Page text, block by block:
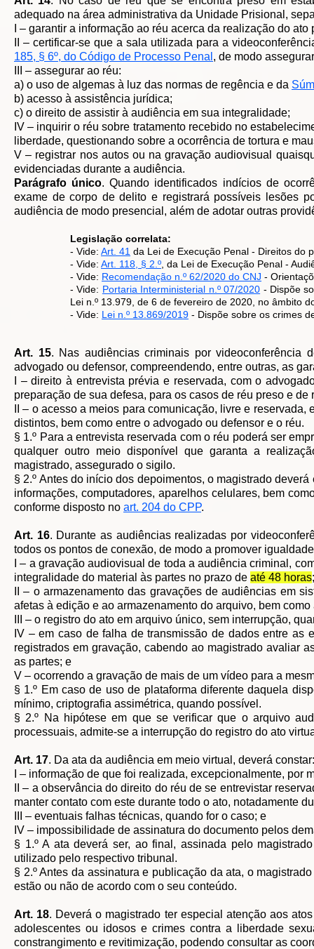
adequado na área administrativa da Unidade Prisional,
I – garantir a informação ao réu acerca da realização do
II – certificar-se que a sala utilizada para a
185, § 6º, do Código de Processo Penal , de modo
III – assegurar ao réu:
a) o uso de algemas à luz das normas de regência e da
b) acesso à assistência jurídica;
c) o direito de assistir à audiência em sua integralidade;
IV – inquirir o réu sobre tratamento recebido no
liberdade, questionando sobre a ocorrência de tortura e
V – registrar nos autos ou na gravação audiovisual
evidenciadas durante a audiência.
Parágrafo único. Quando identificados indícios de
exame de corpo de delito e registrará possíveis lesões
audiência de modo presencial, além de adotar outras
Legislação correlata:
- Vide: Art. 41 da Lei de Execução Penal - Direitos do
- Vide: Art. 118, § 2.º , da Lei de Execução Penal -
- Vide: Recomendação n.º 62/2020 do CNJ -
- Vide: Portaria Interministerial n.º 07/2020 - Dispõe
Lei n.º 13.979, de 6 de fevereiro de 2020, no âmbito
- Vide: Lei n.º 13.869/2019 - Dispõe sobre os crimes
Art. 15. Nas audiências criminais por videoconferência
advogado ou defensor, compreendendo, entre outras, as
I – direito à entrevista prévia e reservada, com o
preparação de sua defesa, para os casos de réu preso e
II – o acesso a meios para comunicação, livre e
distintos, bem como entre o advogado ou defensor e o réu.
§ 1.º Para a entrevista reservada com o réu poderá ser
qualquer outro meio disponível que garanta a
magistrado, assegurado o sigilo.
§ 2.º Antes do início dos depoimentos, o magistrado
informações, computadores, aparelhos celulares, bem
conforme disposto no art. 204 do CPP.
Art. 16. Durante as audiências realizadas por
todos os pontos de conexão, de modo a promover
I – a gravação audiovisual de toda a audiência criminal,
integralidade do material às partes no prazo de até 48 horas;
II – o armazenamento das gravações de audiências em
afetas à edição e ao armazenamento do arquivo, bem
III – o registro do ato em arquivo único, sem interrupção,
IV – em caso de falha de transmissão de dados entre as
registrados em gravação, cabendo ao magistrado avaliar
as partes; e
V – ocorrendo a gravação de mais de um vídeo para a
§ 1.º Em caso de uso de plataforma diferente daquela
mínimo, criptografia assimétrica, quando possível.
§ 2.º Na hipótese em que se verificar que o arquivo
processuais, admite-se a interrupção do registro do ato
Art. 17. Da ata da audiência em meio virtual, deverá constar:
I – informação de que foi realizada, excepcionalmente,
II – a observância do direito do réu de se entrevistar
manter contato com este durante todo o ato, notadamente
III – eventuais falhas técnicas, quando for o caso; e
IV – impossibilidade de assinatura do documento pelos
§ 1.º A ata deverá ser, ao final, assinada pelo
utilizado pelo respectivo tribunal.
§ 2.º Antes da assinatura e publicação da ata, o
estão ou não de acordo com o seu conteúdo.
Art. 18. Deverá o magistrado ter especial atenção aos
adolescentes ou idosos e crimes contra a liberdade
constrangimento e revitimização, podendo consultar as